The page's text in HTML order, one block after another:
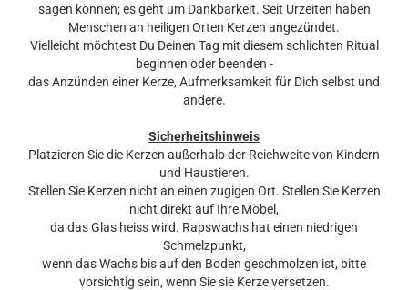
sagen können; es geht um Dankbarkeit. Seit Urzeiten haben
Menschen an heiligen Orten Kerzen angezündet.
Vielleicht möchtest Du Deinen Tag mit diesem schlichten Ritual
beginnen oder beenden -
das Anzünden einer Kerze, Aufmerksamkeit für Dich selbst und
andere.
Sicherheitshinweis
Platzieren Sie die Kerzen außerhalb der Reichweite von Kindern
und Haustieren.
Stellen Sie Kerzen nicht an einen zugigen Ort. Stellen Sie Kerzen
nicht direkt auf Ihre Möbel,
da das Glas heiss wird. Rapswachs hat einen niedrigen
Schmelzpunkt,
wenn das Wachs bis auf den Boden geschmolzen ist, bitte
vorsichtig sein, wenn Sie sie Kerze versetzen.